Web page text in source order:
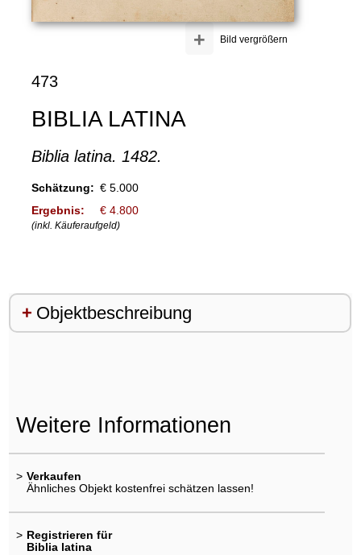
Bild vergrößern
+
473
BIBLIA LATINA
Biblia latina. 1482.
Schätzung: € 5.000
Ergebnis:
€ 4.800
(inkl. Käuferaufgeld)
Objektbeschreibung
Weitere Informationen
> Verkaufen
Ähnliches Objekt kostenfrei schätzen lassen!
> Registrieren für
Biblia latina